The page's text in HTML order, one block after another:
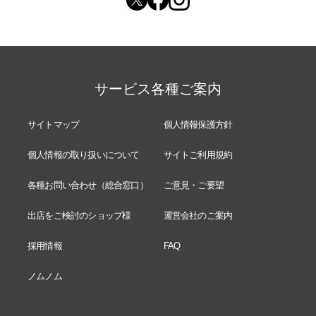
サービス各種ご案内
サイトマップ 個人情報保護方針
個人情報の取り扱いについて サイトご利用規約
各種お問い合わせ（総合窓口） ご意見・ご要望
出店をご検討のショップ様 運営会社のご案内
採用情報 FAQ
ノムノム